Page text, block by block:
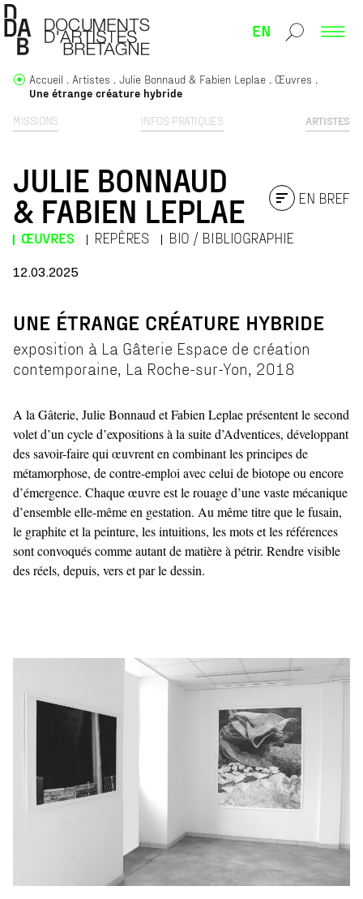
EN
MISSIONS INFOS PRATIQUES ARTISTES
Accueil Artistes Julie Bonnaud & Fabien Leplae
Œuvres
Une étrange créature hybride
JULIE BONNAUD
& FABIEN LEPLAE
ŒUVRES REPÈRES BIO / BIBLIOGRAPHIE
EN BREF
12.03.2025
UNE ÉTRANGE CRÉATURE HYBRIDE
exposition à La Gâterie Espace de création
contemporaine, La Roche-sur-Yon, 2018
A la Gâterie, Julie Bonnaud et Fabien Leplae présentent le second
volet d’un cycle d’expositions à la suite d’Adventices, développant
des savoir-faire qui œuvrent en combinant les principes de
métamorphose, de contre-emploi avec celui de biotope ou encore
d’émergence. Chaque œuvre est le rouage d’une vaste mécanique
d’ensemble elle-même en gestation. Au même titre que le fusain,
le graphite et la peinture, les intuitions, les mots et les références
sont convoqués comme autant de matière à pétrir. Rendre visible
des réels, depuis, vers et par le dessin.